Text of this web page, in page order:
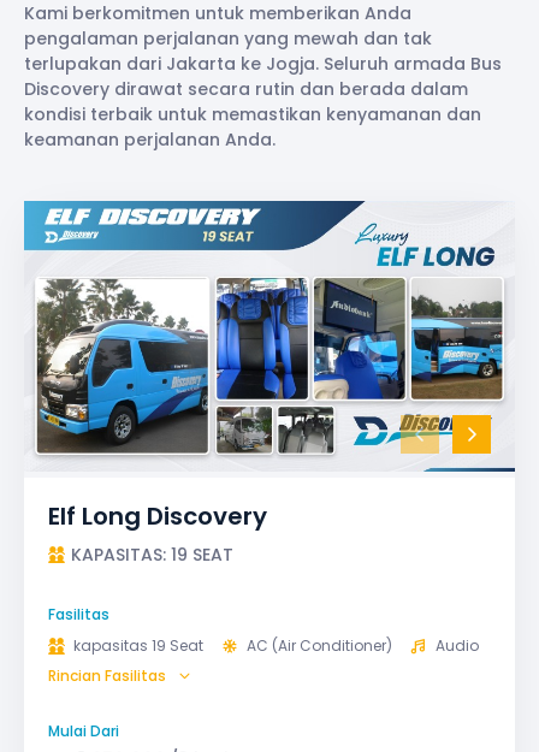
Kami berkomitmen untuk memberikan Anda
pengalaman perjalanan yang mewah dan tak
terlupakan dari Jakarta ke Jogja. Seluruh armada Bus
Discovery dirawat secara rutin dan berada dalam
kondisi terbaik untuk memastikan kenyamanan dan
keamanan perjalanan Anda.
Elf Long Discovery
KAPASITAS: 19 SEAT
Fasilitas
kapasitas 19 Seat
AC (Air Conditioner)
Audio
GPS
Microphone untuk karaoke
Rincian Fasilitas
Mulai Dari